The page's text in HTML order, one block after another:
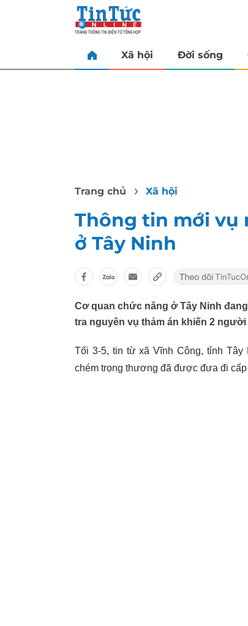
Xã hội Đời sống
Trang chủ Xã hội
Thông tin mới vụ
ở Tây Ninh
Cơ quan chức năng ở Tây Ninh
tra nguyên vụ thảm án khiến 2 người
Tối 3-5, tin từ xã Vĩnh Công, tỉnh
chém trọng thương đã được đưa đi